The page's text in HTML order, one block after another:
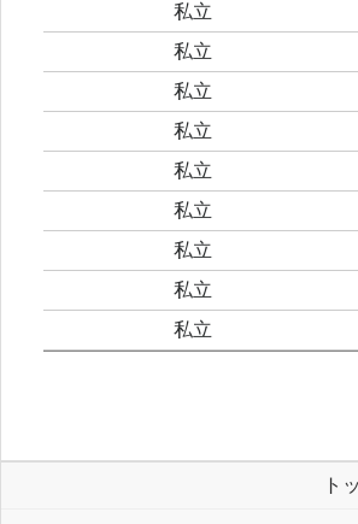
私立
私立
私立
私立
私立
私立
私立
私立
私立
ト